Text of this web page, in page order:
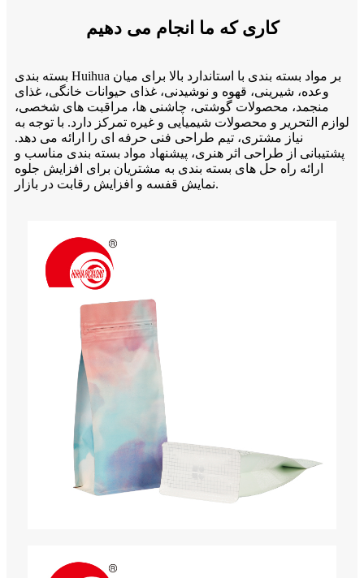
کاری که ما انجام می دهیم
بسته بندی Huihua بر مواد بسته بندی با استاندارد بالا برای میان
وعده، شیرینی، قهوه و نوشیدنی، غذای حیوانات خانگی، غذای
منجمد، محصولات گوشتی، چاشنی ها، مراقبت های شخصی،
لوازم التحریر و محصولات شیمیایی و غیره تمرکز دارد. با توجه به
نیاز مشتری، تیم طراحی فنی حرفه ای را ارائه می دهد.
پشتیبانی از طراحی اثر هنری، پیشنهاد مواد بسته بندی مناسب و
ارائه راه حل های بسته بندی به مشتریان برای افزایش جلوه
نمایش قفسه و افزایش رقابت در بازار.